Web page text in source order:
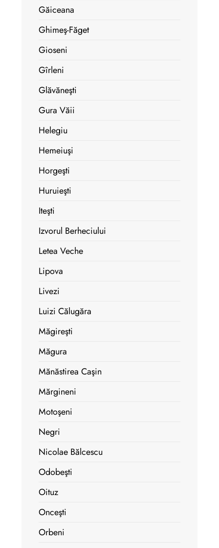
Găiceana
Ghimeş-Făget
Gioseni
Gîrleni
Glăvăneşti
Gura Văii
Helegiu
Hemeiuşi
Horgeşti
Huruieşti
Iteşti
Izvorul Berheciului
Letea Veche
Lipova
Livezi
Luizi Călugăra
Măgireşti
Măgura
Mănăstirea Caşin
Mărgineni
Motoşeni
Negri
Nicolae Bălcescu
Odobeşti
Oituz
Onceşti
Orbeni